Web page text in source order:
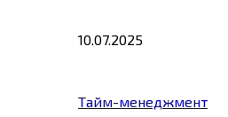
10.07.2025
Тайм-менеджмент